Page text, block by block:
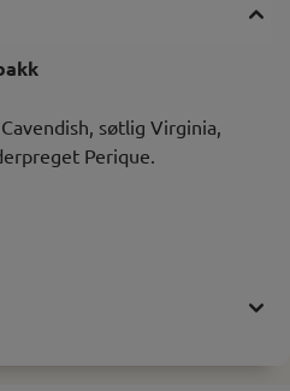
søtlig Virginia,
Perique.